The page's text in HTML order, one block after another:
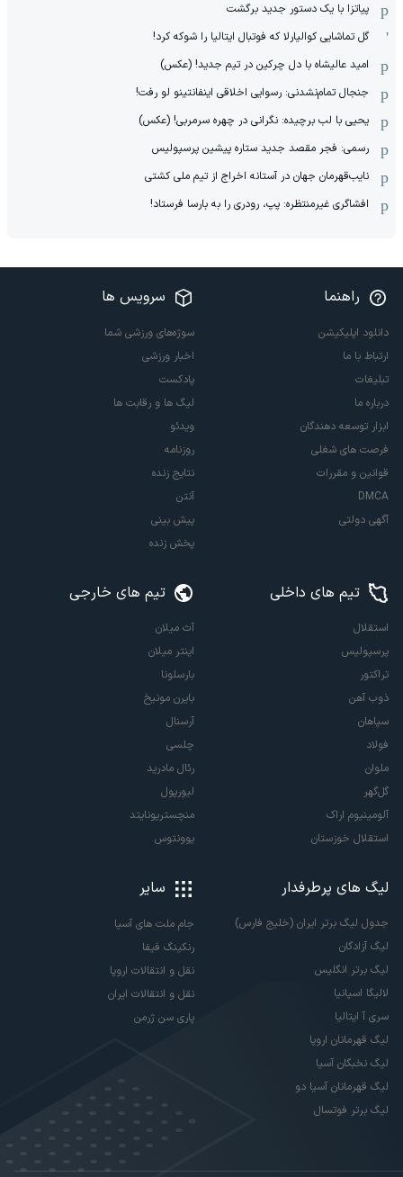
پیاتزا با یک دستور جدید برگشت
گل تماشایی کوالیارلا که فوتبال ایتالیا را شوکه کرد!
امید عالیشاه با دل چرکین در تیم جدید! (عکس)
جنجال تمام‌نشدنی:‌ رسوایی اخلاقی اینفانتینو لو رفت!
یحیی با لب برچیده: نگرانی در چهره سرمربی! (عکس)
رسمی: فجر مقصد جدید ستاره پیشین پرسپولیس
نایب‌قهرمان جهان در آستانه اخراج از تیم ملی کشتی
افشاگری غیرمنتظره: پپ، رودری را به بارسا فرستاد!
راهنما
دانلود اپلیکیشن
ارتباط با ما
تبلیغات
درباره ما
ابزار توسعه دهندگان
فرصت های شغلی
قوانین و مقررات
DMCA
آگهی دولتی
سرویس ها
سوژه‌های ورزشی شما
اخبار ورزشی
پادکست
لیگ ها و رقابت ها
ویدئو
روزنامه
نتایج زنده
آنتن
پیش بینی
پخش زنده
تیم های داخلی
استقلال
پرسپولیس
تراکتور
ذوب آهن
سپاهان
فولاد
ملوان
گل‌گهر
آلومینیوم اراک
استقلال خوزستان
تیم های خارجی
آث میلان
اینتر میلان
بارسلونا
بایرن مونیخ
آرسنال
چلسی
رئال مادرید
لیورپول
منچستریونایتد
یوونتوس
لیگ های پرطرفدار
جدول لیگ برتر ایران (خلیج فارس)
لیگ آزادگان
لیگ برتر انگلیس
لالیگا اسپانیا
سری آ ایتالیا
لیگ قهرمانان اروپا
لیگ نخبگان آسیا
لیگ قهرمانان آسیا دو
لیگ برتر فوتسال
سایر
جام ملت های آسیا
رنکینگ فیفا
نقل و انتقالات اروپا
نقل و انتقالات ایران
پاری سن ژرمن